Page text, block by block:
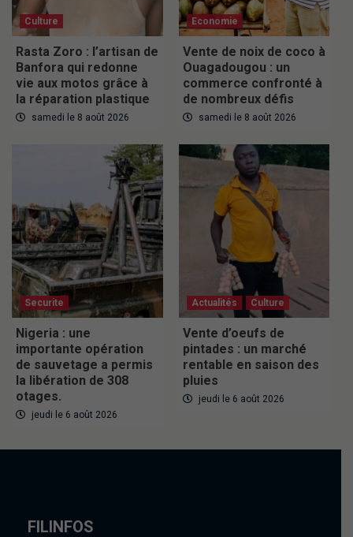
Culture
Rasta Zoro : l’artisan de
Banfora qui redonne
vie aux motos grâce à
la réparation plastique
samedi le 8 août 2026
Economie
Vente de noix de coco à
Ouagadougou : un
commerce confronté à
de nombreux défis
samedi le 8 août 2026
Securite
Nigeria : une
importante opération
de sauvetage a permis
la libération de 308
otages.
jeudi le 6 août 2026
Actualités Culture
Vente d’oeufs de
pintades : un marché
rentable en saison des
pluies
jeudi le 6 août 2026
FILINFOS